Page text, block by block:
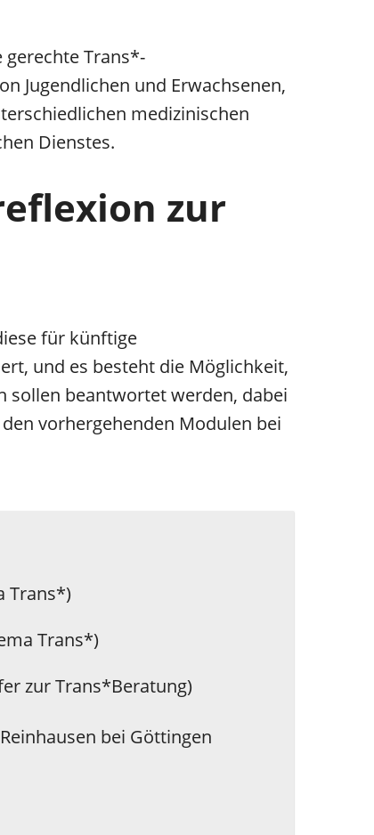
gerechte Trans*-
Jugendlichen und Erwachsenen,
medizinischen
Dienstes.
zur
für künftige
und es besteht die Möglichkeit,
sollen beantwortet werden, dabei
vorhergehenden Modulen bei
Trans*)
Trans*)
zur Trans*Beratung)
bei Göttingen